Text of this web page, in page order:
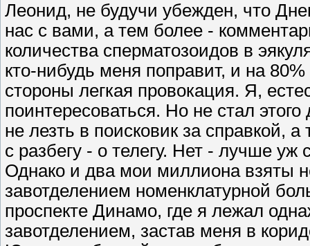
Леонид, не будучи убежден, что
нас с вами, а тем более -
количества сперматозоидов в
кто-нибудь меня поправит, и на
стороны легкая провокация. Я,
поинтересоваться. Но не стал
не лезть в поисковик за справкой,
с разбегу - о телегу. Нет - лучше уж
Однако и два мои миллиона взяты
завотделением номенклатурной
проспекте Динамо, где я лежал
завотделением, застав меня в